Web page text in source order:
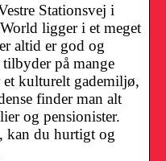
Stationsvej i
ligger i et meget
altid er god og
på mange
kulturelt gademiljø,
finder man alt
og pensionister.
kan du hurtigt og